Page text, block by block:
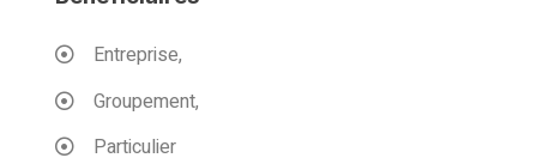
Entreprise,
Groupement,
Particulier